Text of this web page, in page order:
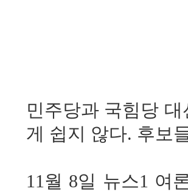
민주당과 국힘당
게 쉽지 않다. 후보
11월 8일 뉴스1 여